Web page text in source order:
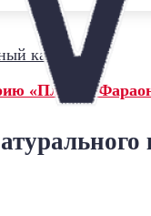
камень/
«Плитка